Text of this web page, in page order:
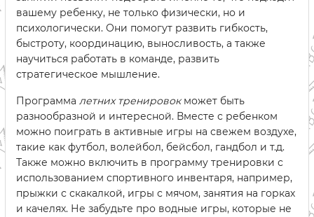
вашему ребенку, не только физически, но и
психологически. Они помогут развить гибкость,
быстроту, координацию, выносливость, а также
научиться работать в команде, развить
стратегическое мышление.
Программа летних тренировокможет быть
разнообразной и интересной. Вместе с ребенком
можно поиграть в активные игры на свежем воздухе,
такие как футбол, волейбол, бейсбол, гандбол и т.д.
Также можно включить в программу тренировки с
использованием спортивного инвентаря, например,
прыжки с скакалкой, игры с мячом, занятия на горках
и качелях. Не забудьте про водные игры, которые не